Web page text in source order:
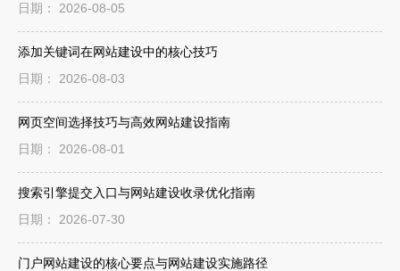
日期： 2026-08-05
添加关键词在网站建设中的核心技巧
日期： 2026-08-03
网页空间选择技巧与高效网站建设指南
日期： 2026-08-01
搜索引擎提交入口与网站建设收录优化指南
日期： 2026-07-30
门户网站建设的核心要点与网站建设实施路径